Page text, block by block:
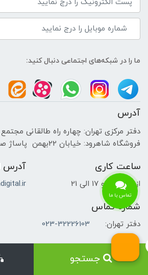
ما را در شبکه‌های اجتماعی دنبال کنید:
آدرس
دفتر مرکزی تهران: چهاره راه طالقانی مجتمع نور
فروشگاه شاهرود: خیابان 22بهمن پاساژ صفری پلاک 76 الی 78
ساعت کاری
از 9 الی 14 و 17 الی 21
آدرس
شماره تماس
دفتر تهران: 023-32226103
درباره فروشگاه آریان دیجیتال
تماس با ما